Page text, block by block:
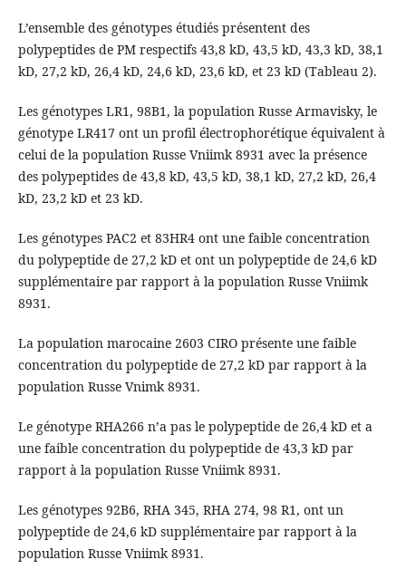
L’ensemble des génotypes étudiés présentent des
polypeptides de PM respectifs 43,8 kD, 43,5 kD, 43,3 kD, 38,1
kD, 27,2 kD, 26,4 kD, 24,6 kD, 23,6 kD, et 23 kD (Tableau 2).
Les génotypes LR1, 98B1, la population Russe Armavisky, le
génotype LR417 ont un profil électrophorétique équivalent à
celui de la population Russe Vniimk 8931 avec la présence
des polypeptides de 43,8 kD, 43,5 kD, 38,1 kD, 27,2 kD, 26,4
kD, 23,2 kD et 23 kD.
Les génotypes PAC2 et 83HR4 ont une faible concentration
du polypeptide de 27,2 kD et ont un polypeptide de 24,6 kD
supplémentaire par rapport à la population Russe Vniimk
8931.
La population marocaine 2603 CIRO présente une faible
concentration du polypeptide de 27,2 kD par rapport à la
population Russe Vnimk 8931.
Le génotype RHA266 n’a pas le polypeptide de 26,4 kD et a
une faible concentration du polypeptide de 43,3 kD par
rapport à la population Russe Vniimk 8931.
Les génotypes 92B6, RHA 345, RHA 274, 98 R1, ont un
polypeptide de 24,6 kD supplémentaire par rapport à la
population Russe Vniimk 8931.